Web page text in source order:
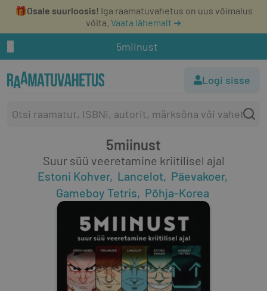
🎁Osale suurloosis! Iga raamatuvahetus on uus võimalus
võita. Vaata lähemalt ➔
5miinust
Logi sisse
5miinust
Suur süü veeretamine kriitilisel ajal
Estoni Kohver
Lancelot
Päevakoer
Gameboy Tetris
Põhja-Korea